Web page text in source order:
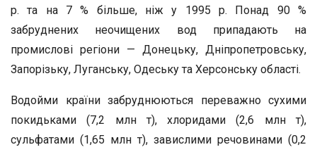
р. та на 7 % більше, ніж у 1995 р. Понад 90 %
забруднених неочищених вод припадають на
промислові регіони — Донецьку, Дніпропетровську,
Запорізьку, Луганську, Одеську та Херсонську області.
Водойми країни забруднюються переважно сухими
покидьками (7,2 млн т), хлоридами (2,6 млн т),
сульфатами (1,65 млн т), завислими речовинами (0,2